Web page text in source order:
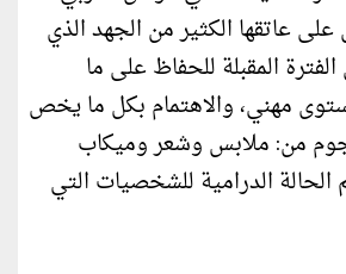
عاتقها الكثير من الجهد الذي
المقبلة للحفاظ على ما
مهني، والاهتمام بكل ما يخص
من: ملابس وشعر وميكاب
الدرامية للشخصيات التي